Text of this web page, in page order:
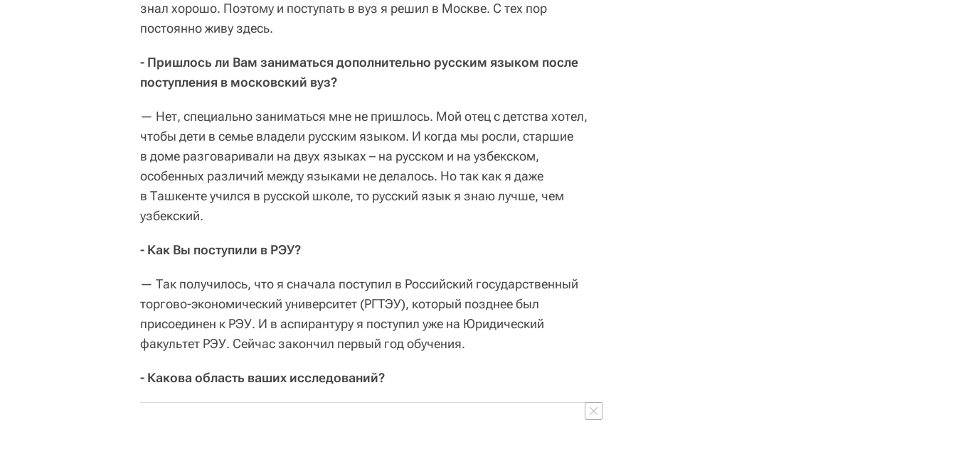
знал хорошо. Поэтому и поступать в вуз я решил в Москве. С тех пор
постоянно живу здесь.
- Пришлось ли Вам заниматься дополнительно русским языком после
поступления в московский вуз?
— Нет, специально заниматься мне не пришлось. Мой отец с детства хотел,
чтобы дети в семье владели русским языком. И когда мы росли, старшие
в доме разговаривали на двух языках – на русском и на узбекском,
особенных различий между языками не делалось. Но так как я даже
в Ташкенте учился в русской школе, то русский язык я знаю лучше, чем
узбекский.
- Как Вы поступили в РЭУ?
— Так получилось, что я сначала поступил в Российский государственный
торгово-экономический университет (РГТЭУ), который позднее был
присоединен к РЭУ. И в аспирантуру я поступил уже на Юридический
факультет РЭУ. Сейчас закончил первый год обучения.
- Какова область ваших исследований?